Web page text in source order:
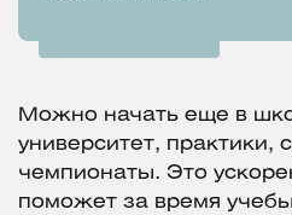
Можно начать еще в
университет, практики,
чемпионаты. Это
поможет за время